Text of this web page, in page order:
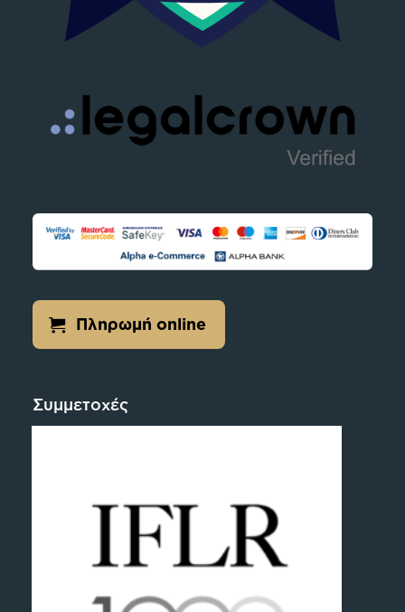
Πληρωμή online
Συμμετοχές